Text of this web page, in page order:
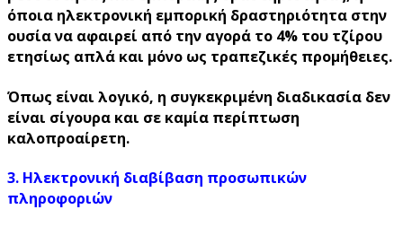
όποια ηλεκτρονική εμπορική δραστηριότητα στην
ουσία να αφαιρεί από την αγορά το 4% του τζίρου
ετησίως απλά και μόνο ως τραπεζικές προμήθειες.
Όπως είναι λογικό, η συγκεκριμένη διαδικασία δεν
είναι σίγουρα και σε καμία περίπτωση
καλοπροαίρετη.
3. Ηλεκτρονική διαβίβαση προσωπικών
πληροφοριών